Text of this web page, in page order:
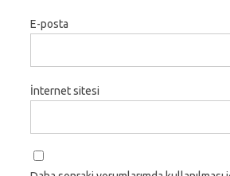
E-posta
İnternet sitesi